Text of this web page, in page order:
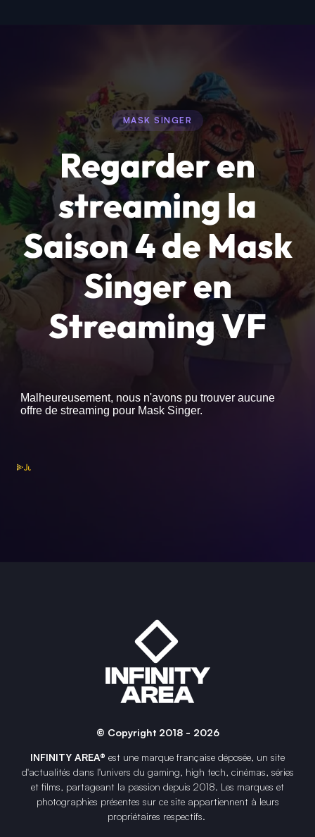
MASK SINGER
Regarder en
streaming la
Saison 4 de Mask
Singer en
Streaming VF
© Copyright 2018 - 2026
INFINITY AREA® est une marque française déposée, un site
d'actualités dans l'univers du gaming, high tech, cinémas, séries
et films, partageant la passion depuis 2018. Les marques et
photographies présentes sur ce site appartiennent à leurs
propriétaires respectifs.